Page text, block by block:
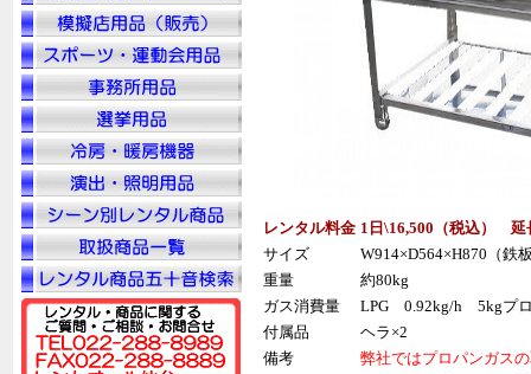
レンタル料金 1日\16,500（税込） 延
サイズ
W914×D564×H870（鉄
重量
約80kg
ガス消費量
LPG 0.92kg/h 5kgプロ
付属品
ヘラ×2
備考
弊社ではプロパンガス